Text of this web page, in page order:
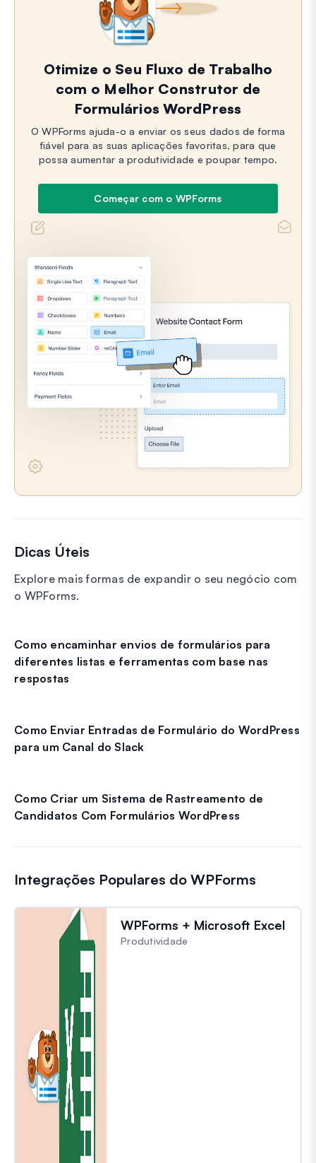
Otimize o Seu Fluxo de Trabalho
com o Melhor Construtor de
Formulários WordPress
O WPForms ajuda-o a enviar os seus dados de forma
fiável para as suas aplicações favoritas, para que
possa aumentar a produtividade e poupar tempo.
Começar com o WPForms
Dicas Úteis
Explore mais formas de expandir o seu negócio com
o WPForms.
Como encaminhar envios de formulários para
diferentes listas e ferramentas com base nas
respostas
Como Enviar Entradas de Formulário do WordPress
para um Canal do Slack
Como Criar um Sistema de Rastreamento de
Candidatos Com Formulários WordPress
Integrações Populares do WPForms
WPForms + Microsoft Excel
Produtividade